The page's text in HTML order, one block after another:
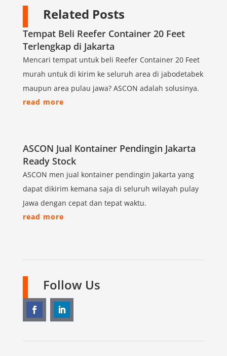
Related Posts
Tempat Beli Reefer Container 20 Feet
Terlengkap di Jakarta
Mencari tempat untuk beli Reefer Container 20 Feet
murah untuk di kirim ke seluruh area di jabodetabek
maupun area pulau jawa? ASCON adalah solusinya.
read more
ASCON Jual Kontainer Pendingin Jakarta
Ready Stock
ASCON men jual kontainer pendingin Jakarta yang
dapat dikirim kemana saja di seluruh wilayah pulay
Jawa dengan cepat dan tepat waktu.
read more
Follow Us